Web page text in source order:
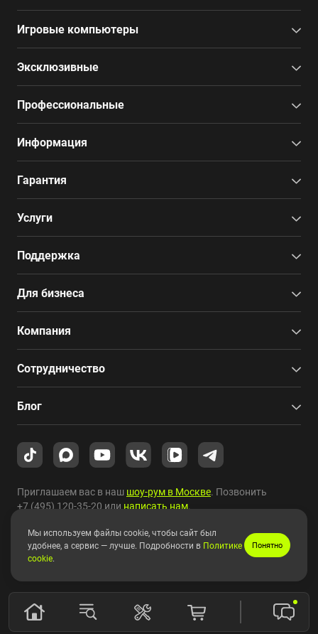
Игровые компьютеры
Эксклюзивные
Профессиональные
Информация
Гарантия
Услуги
Поддержка
Для бизнеса
Компания
Сотрудничество
Блог
Приглашаем вас в наш шоу-рум в Москве. Позвонить
+7 (495) 120-35-20 или написать нам.
Copyright © 2010-2026 HYPERPC.
Мы используем файлы cookie, чтобы сайт был
удобнее, а сервис — лучше. Подробности в Политике
cookie.
Понятно